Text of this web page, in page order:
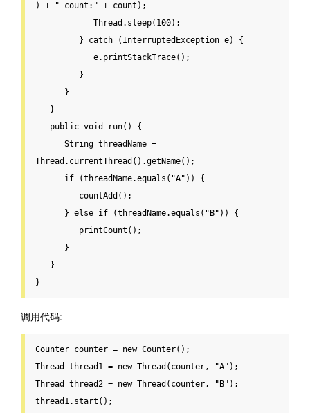
) +
" count:" + count );
            Thread.sleep(
100);
         }
catch (InterruptedException e) {
public void
run() {
Thread.currentThread().getName();
if (threadName.equals( "A" )) {
      }
else if (threadName.equals( "B" )) {
}
调用代码:
Counter counter = new
Thread
thread1 = new Thread (counter, "A"
Thread
thread2 = new Thread (counter, "B" );
thread1. start();